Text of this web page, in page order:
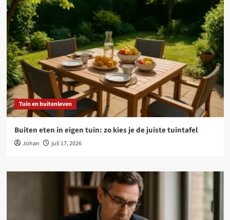
Tuin en buitenleven
Buiten eten in eigen tuin: zo kies je de juiste tuintafel
Johan juli 17, 2026